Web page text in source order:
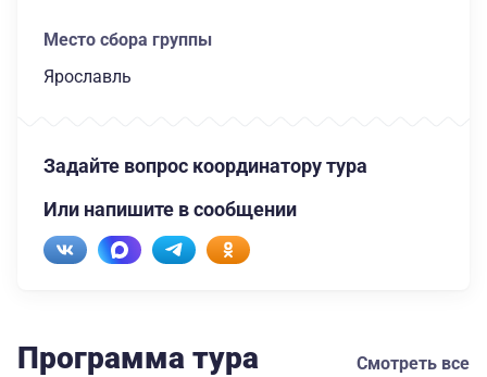
Место сбора группы
Ярославль
Задайте вопрос координатору тура
Или напишите в сообщении
Программа тура Смотреть все